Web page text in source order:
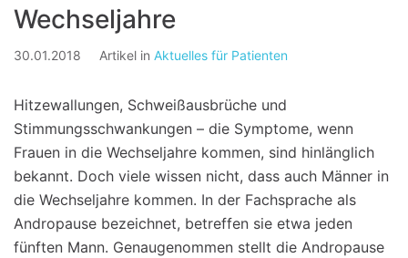
Wechseljahre
30.01.2018 Artikel in Aktuelles für Patienten
Hitzewallungen, Schweißausbrüche und
Stimmungsschwankungen – die Symptome, wenn
Frauen in die Wechseljahre kommen, sind hinlänglich
bekannt. Doch viele wissen nicht, dass auch Männer in
die Wechseljahre kommen. In der Fachsprache als
Andropause bezeichnet, betreffen sie etwa jeden
fünften Mann. Genaugenommen stellt die Andropause